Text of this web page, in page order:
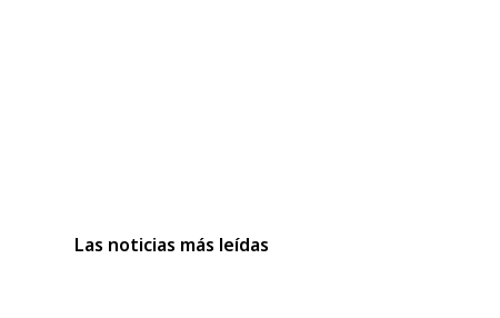
Las noticias más leídas